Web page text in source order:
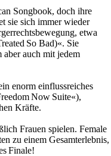
Songbook, doch ihre
sie sich immer wieder
etwa
So Bad)«. Sie
auch mit jedem
enorm einflussreiches
Now Suite«),
Kräfte.
Frauen spielen. Female
zu einem Gesamterlebnis,
Finale!